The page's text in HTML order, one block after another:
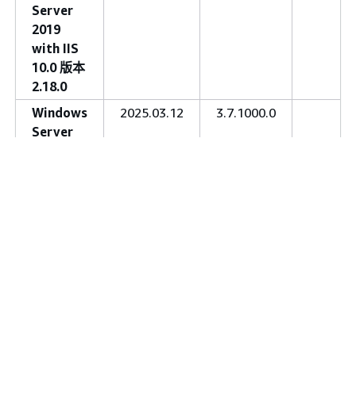
Server
2019
with IIS
10.0 版本
2.18.0
Windows
Server
2025.03.12 3.7.1000.0